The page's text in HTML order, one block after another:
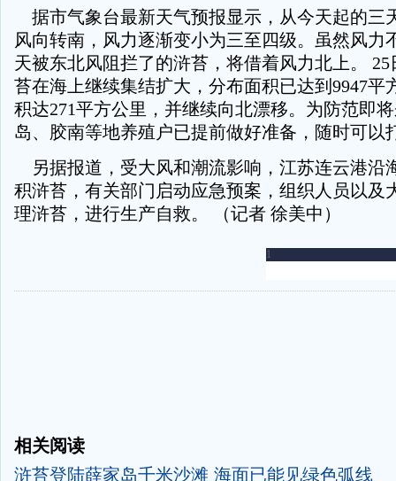
据市气象台最新天气预报显示，从今天起的三
风向转南，风力逐渐变小为三至四级。虽然风力
天被东北风阻拦了的浒苔，将借着风力北上。
苔在海上继续集结扩大，分布面积已达到9947平
积达271平方公里，并继续向北漂移。为防范即
岛、胶南等地养殖户已提前做好准备，随时可以
另据报道，受大风和潮流影响，江苏连云港沿
积浒苔，有关部门启动应急预案，组织人员以及
理浒苔，进行生产自救。 （记者 徐美中）
-
相关阅读
浒苔登陆薛家岛千米沙滩 海面已能见绿色弧线